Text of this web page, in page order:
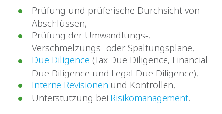
Prüfung und prüferische Durchsicht von
Abschlüssen,
Prüfung der Umwandlungs-,
Verschmelzungs- oder Spaltungspläne,
Due Diligence (Tax Due Diligence, Financial
Due Diligence und Legal Due Diligence),
Interne Revisionen und Kontrollen,
Unterstützung bei Risikomanagement.